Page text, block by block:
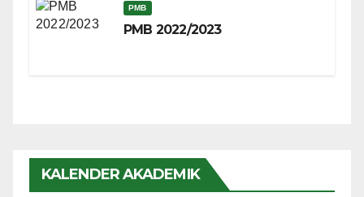
PMB
PMB 2022/2023
KALENDER AKADEMIK